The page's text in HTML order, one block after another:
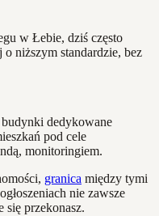
w Łebie, dziś często
niższym standardzie, bez
dedykowane
pod cele
monitoringiem.
granica między tymi
nie zawsze
się przekonasz.